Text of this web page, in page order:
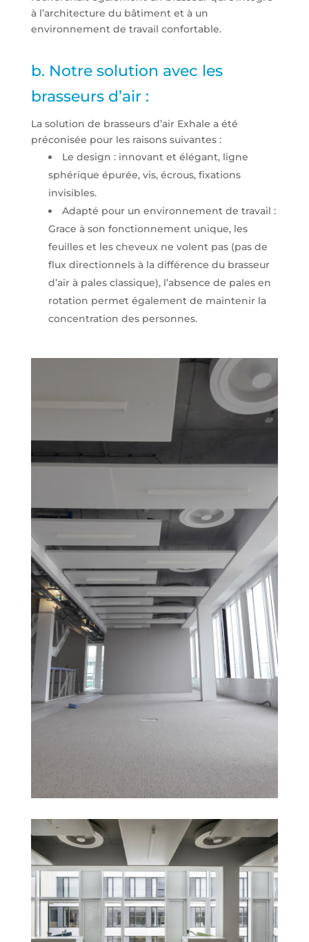
à l’architecture du bâtiment et à un
environnement de travail confortable.
b. Notre solution avec les
brasseurs d’air :
La solution de brasseurs d’air Exhale a été
préconisée pour les raisons suivantes :
Le design : innovant et élégant, ligne
sphérique épurée, vis, écrous, fixations
invisibles.
Adapté pour un environnement de travail :
Grace à son fonctionnement unique, les
feuilles et les cheveux ne volent pas (pas de
flux directionnels à la différence du brasseur
d’air à pales classique), l’absence de pales en
rotation permet également de maintenir la
concentration des personnes.